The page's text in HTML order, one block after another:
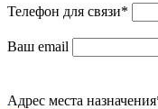
Телефон для связи*
Ваш email
Адрес места назначения